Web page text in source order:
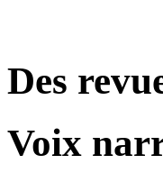
Des
Voix